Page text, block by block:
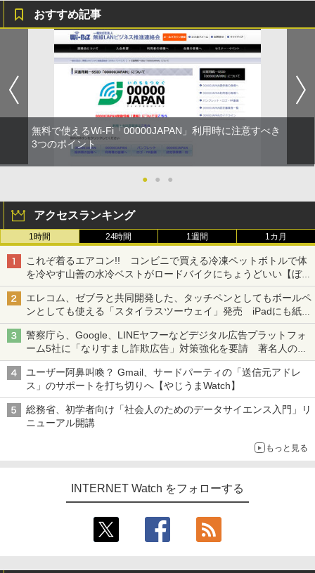
おすすめ記事
無料で使えるWi-Fi「00000JAPAN」利用時に注意すべき
3つのポイント
● ● ●
アクセスランキング
1時間 24時間 1週間 1カ月
これぞ着るエアコン!! コンビニで買える冷凍ペットボトルで体
を冷やす山善の水冷ベストがロードバイクにちょうどいい【ぼっ
ち・ざ・ろーど！その14】【空いた時間でなにしてる？】
エレコム、ゼブラと共同開発した、タッチペンとしてもボールペ
ンとしても使える「スタイラスツーウェイ」発売 iPadにも紙に
も、持ち替えずに書き込める
警察庁ら、Google、LINEヤフーなどデジタル広告プラットフォ
ーム5社に「なりすまし詐欺広告」対策強化を要請 著名人の写
真や映像を使った投資詐欺などへの対策として
ユーザー阿鼻叫喚？ Gmail、サードパーティの「送信元アドレ
ス」のサポートを打ち切りへ【やじうまWatch】
総務省、初学者向け「社会人のためのデータサイエンス入門」リ
ニューアル開講
もっと見る
INTERNET Watch をフォローする